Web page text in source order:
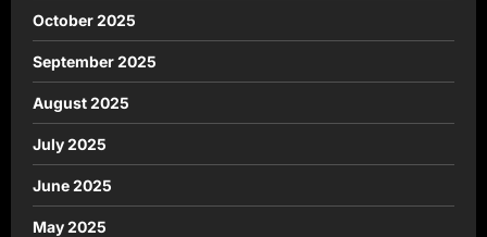
October 2025
September 2025
August 2025
July 2025
June 2025
May 2025